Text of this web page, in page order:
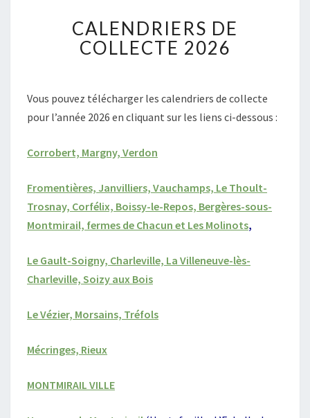
A
L
E
R
I
R
E
C
O
L
E
E
CALENDRIERS DE
COLLECTE 2026
Vous pouvez télécharger les calendriers de collecte
pour l’année 2026 en cliquant sur les liens ci-dessous :
Corrobert, Margny, Verdon
Fromentières, Janvilliers, Vauchamps, Le Thoult-
Trosnay, Corfélix, Boissy-le-Repos, Bergères-sous-
Montmirail, fermes de Chacun et Les Molinots,
Le Gault-Soigny, Charleville, La Villeneuve-lès-
Charleville, Soizy aux Bois
Le Vézier, Morsains, Tréfols
Mécringes, Rieux
MONTMIRAIL VILLE